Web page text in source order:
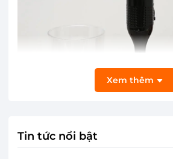
Xem thêm
Tin tức nổi bật